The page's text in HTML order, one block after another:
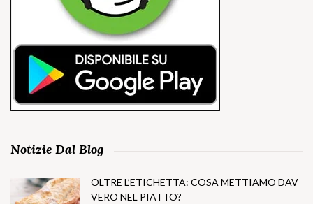
Notizie Dal Blog
OLTRE L’ETICHETTA: COSA METTIAMO DAV
VERO NEL PIATTO?